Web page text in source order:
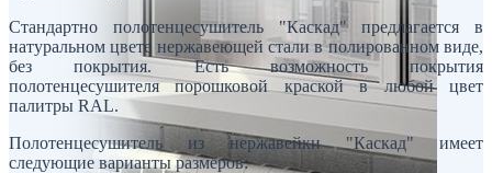
Стандартно полотенцесушитель "Каскад" предлагается в
натуральном цвете нержавеющей стали в полированном виде,
без покрытия. Есть возможность покрытия
полотенцесушителя порошковой краской в любой цвет
палитры RAL.
Полотенцесушитель из нержавейки "Каскад" имеет
следующие варианты размеров: